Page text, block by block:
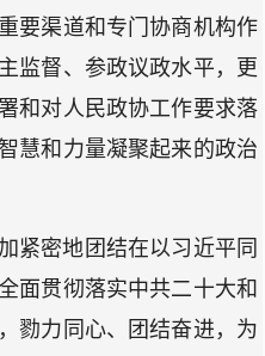
要渠道和专门协商机构作
监督、参政议政水平，更
和对人民政协工作要求落
慧和力量凝聚起来的政治
紧密地团结在以习近平同
面贯彻落实中共二十大和
勠力同心、团结奋进，为